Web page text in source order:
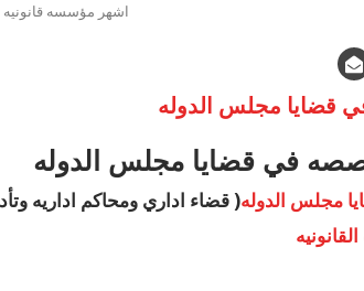
اشهر مؤسسه
قضايا مجلس الدوله
في قضايا مجلس الدوله
مجلس الدوله( قضاء اداري ومحاكم اداريه